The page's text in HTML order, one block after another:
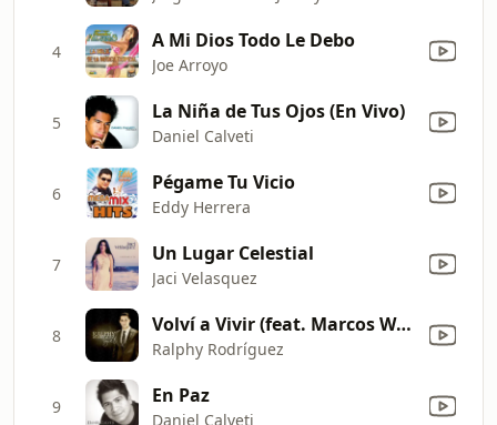
4 A Mi Dios Todo Le Debo
Joe Arroyo
5 La Niña de Tus Ojos (En Vivo)
Daniel Calveti
6 Pégame Tu Vicio
Eddy Herrera
7 Un Lugar Celestial
Jaci Velasquez
8 Volví a Vivir (feat. Marcos Witt)
Ralphy Rodríguez
9 En Paz
Daniel Calveti